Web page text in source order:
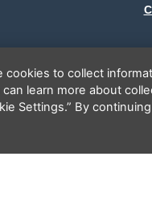
cookies to collect
learn more about
Settings.” By